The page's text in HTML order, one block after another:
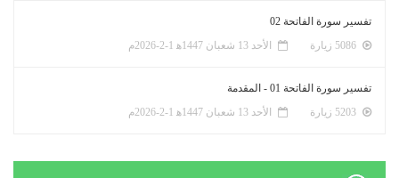
تفسير سورة الفاتحة 02
الأحد 13 شعبان 1447ﻫ 1-2-2026م
تفسير سورة الفاتحة 01 - المقدمة
الأحد 13 شعبان 1447ﻫ 1-2-2026م